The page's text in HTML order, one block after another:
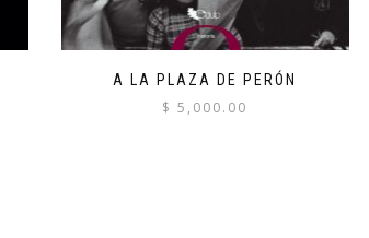
A LA PLAZA DE PERÓN
$ 5,000.00